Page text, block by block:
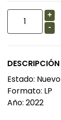
+
-
DESCRIPCIÓN
Estado: Nuevo
Formato: LP
Año: 2022